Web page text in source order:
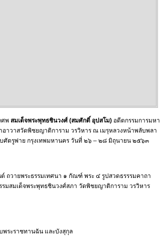
ศพ สมเด็จพระพุทธชินวงศ์ (สมศักดิ์ อุปสโม) อดีตกรรมการมหา
าวาสวัดพิชยญาติการาม วรวิหาร ณ เมรุหลวงหน้าพลับพลา
ศัตรูพ่าย กรุงเทพมหานคร วันที่ ๒๖ – ๒๘ มิถุนายน ๒๕๖๓
ถวายพระธรรมเทศนา ๑ กัณฑ์ พระ ๔ รูปสวดธรรรมคาถา
มสมเด็จพระพุทธชินวงศ์สภา วัดพิชยญาติการาม วรวิหาร
พระราชทานฉัน และบังสุกุล